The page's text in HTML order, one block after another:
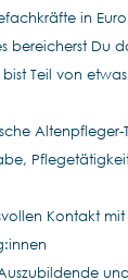
in
bereicherst Du
Teil von
Kontakt